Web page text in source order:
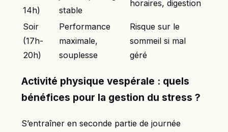
14h)
stable
horaires, digestion
Soir
(17h-
20h)
Performance
maximale,
souplesse
Risque sur le
sommeil si mal
géré
Activité physique vespérale : quels
bénéfices pour la gestion du stress ?
S’entraîner en seconde partie de journée